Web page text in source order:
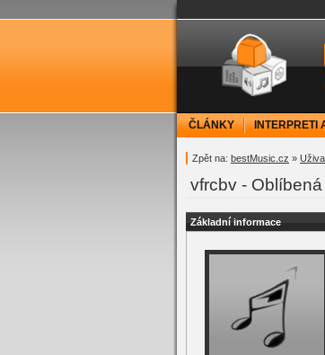
ČLÁNKY INTERPRETI
Zpět na: bestMusic.cz »
vfrcbv -
Základní informace